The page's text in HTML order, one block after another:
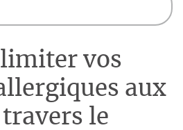
vos
aux
le